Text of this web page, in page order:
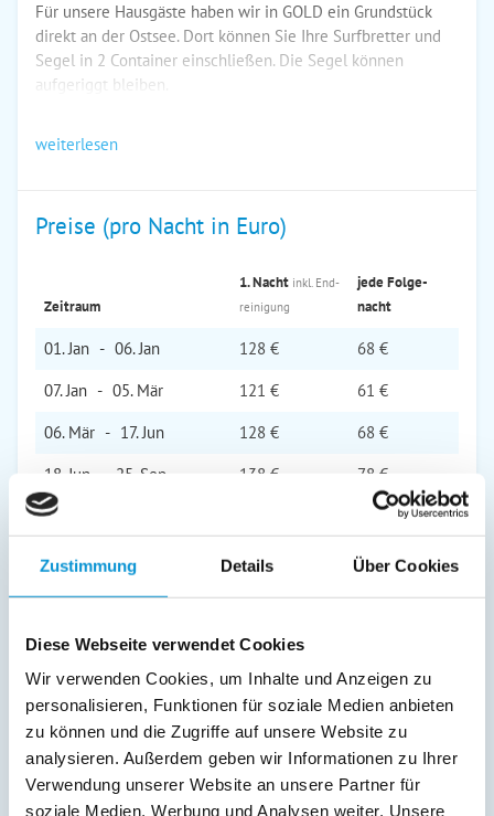
Zustimmung Details Über Cookies
Diese Webseite verwendet Cookies
Wir verwenden Cookies, um Inhalte und Anzeigen zu
personalisieren, Funktionen für soziale Medien anbieten
zu können und die Zugriffe auf unsere Website zu
analysieren. Außerdem geben wir Informationen zu Ihrer
Verwendung unserer Website an unsere Partner für
soziale Medien, Werbung und Analysen weiter. Unsere
Für unsere Hausgäste haben wir in GOLD ein Grundstück
direkt an der Ostsee. Dort können Sie Ihre Surfbretter und
Segel in 2 Container einschließen. Die Segel können
aufgeriggt bleiben.
weiterlesen
Preise (pro Nacht in Euro)
Zeitraum
1. Nacht inkl. End­
reinigung
jede Folge­
nacht
01. Jan - 06. Jan 128 €
68 €
07. Jan - 05. Mär 121 €
61 €
06. Mär - 17. Jun 128 €
68 €
18. Jun
25. Sep 138 €
78 €
26. Sep
68 €
20. Nov - 10. Dez 121 €
61 €
11. Dez - 31. Dez 128 €
68 €
Endreinigung:60 € ist bereits im Reisepreis 1. Nacht
Preiszusatz:
Inkl.: Wasser, Strom, Heizung.
Kinderbett und Hochstühle sind vorhanden.
Es wird nur 1 Hunde akzeptiert und dieser wird mit 7 € pro Miettag